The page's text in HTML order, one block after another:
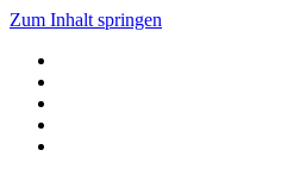
Zum Inhalt springen